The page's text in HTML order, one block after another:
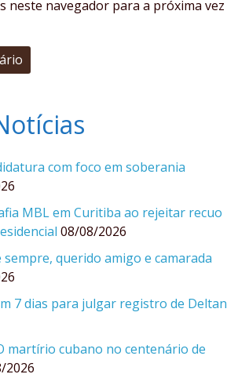
neste navegador para a próxima vez
com foco em soberania
MBL em Curitiba ao rejeitar recuo
08/08/2026
sempre, querido amigo e camarada
7 dias para julgar registro de Deltan
martírio cubano no centenário de
2026